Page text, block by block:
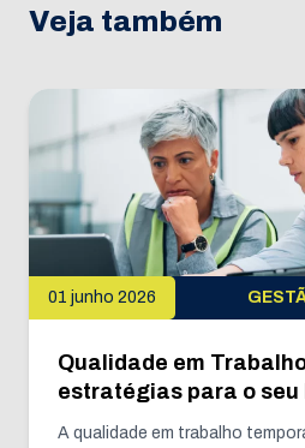
Veja também
01 junho 2026
Qualidade em
estratégias para o seu
A qualidade em trabalho